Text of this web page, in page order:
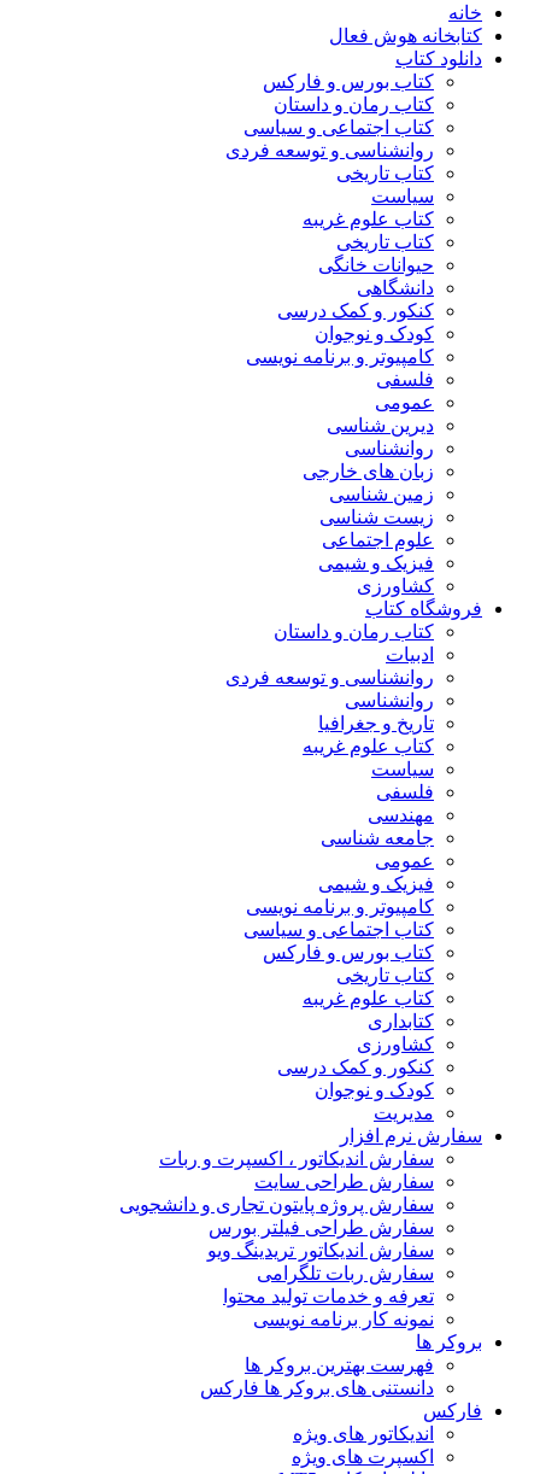
خانه
کتابخانه هوش فعال
دانلود کتاب
کتاب بورس و فارکس
کتاب رمان و داستان
کتاب اجتماعی و سیاسی
روانشناسی و توسعه فردی
کتاب تاریخی
سیاست
کتاب علوم غریبه
کتاب تاریخی
حیوانات خانگی
دانشگاهی
کنکور و کمک‌ درسی
کودک و نوجوان
کامپیوتر و برنامه نویسی
فلسفی
عمومی
دیرین شناسی
روانشناسی
زبان های خارجی
زمین شناسی
زیست شناسی
علوم اجتماعی
فیزیک و شیمی
کشاورزی
فروشگاه کتاب
کتاب رمان و داستان
ادبیات
روانشناسی و توسعه فردی
روانشناسی
تاریخ و جغرافیا
کتاب علوم غریبه
سیاست
فلسفی
مهندسی
جامعه شناسی
عمومی
فیزیک و شیمی
کامپیوتر و برنامه نویسی
کتاب اجتماعی و سیاسی
کتاب بورس و فارکس
کتاب تاریخی
کتاب علوم غریبه
کتابداری
کشاورزی
کنکور و کمک‌ درسی
کودک و نوجوان
مدیریت
سفارش نرم افزار
سفارش اندیکاتور ، اکسپرت و ربات
سفارش طراحی سایت
سفارش پروژه پایتون تجاری و دانشجویی
سفارش طراحی فیلتر بورس
سفارش اندیکاتور تریدینگ ویو
سفارش ربات تلگرامی
تعرفه و خدمات تولید محتوا
نمونه کار برنامه نویسی
بروکر ها
فهرست بهترین بروکر ها
دانستنی های بروکر ها فارکس
فارکس
اندیکاتور های ویژه
اکسپرت های ویژه